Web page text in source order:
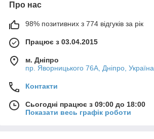
Про нас
98% позитивних з 774 відгуків за рік
Працює з 03.04.2015
м. Дніпро
пр. Яворницького 76А, Дніпро, Україна
Контакти
Сьогодні працює з 09:00 до 18:00
Показати весь графік роботи